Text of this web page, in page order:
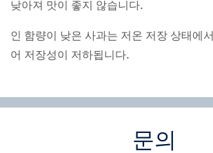
낮아져 맛이 좋지 않습니다.
인 함량이 낮은 사과는 저온 저장 상태에
어 저장성이 저하됩니다.
문의